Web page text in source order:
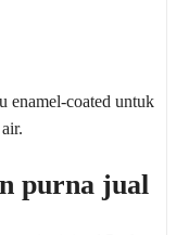
enamel-coated untuk
purna jual